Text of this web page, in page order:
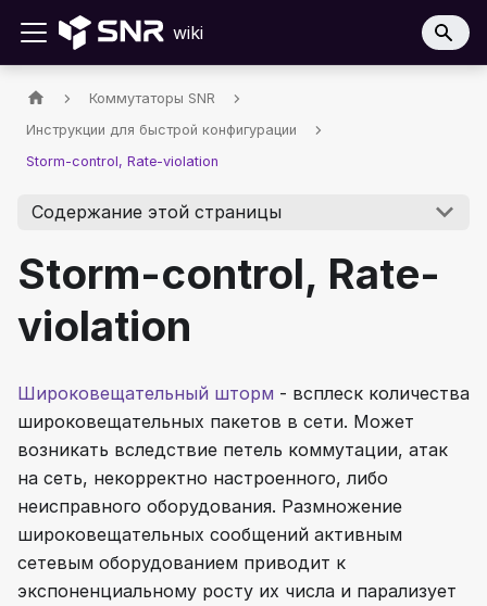
wiki
Коммутаторы SNR
Инструкции для быстрой конфигурации
Storm-control, Rate-violation
Содержание этой страницы
Storm-control, Rate-
violation
Широковещательный шторм - всплеск количества
широковещательных пакетов в сети. Может
возникать вследствие петель коммутации, атак
на сеть, некорректно настроенного, либо
неисправного оборудования. Размножение
широковещательных сообщений активным
сетевым оборудованием приводит к
экспоненциальному росту их числа и парализует